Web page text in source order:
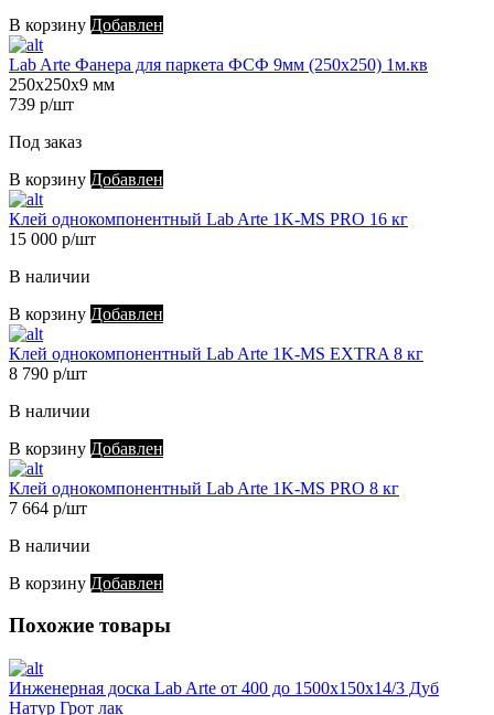
В корзину Добавлен
Lab Arte Фанера для паркета ФСФ 9мм (250х250) 1м.кв
250х250х9 мм
739 р/шт
Под заказ
В корзину Добавлен
Клей однокомпонентный Lab Arte 1K-MS PRO 16 кг
15 000 р/шт
В наличии
В корзину Добавлен
Клей однокомпонентный Lab Arte 1K-MS EXTRA 8 кг
8 790 р/шт
В наличии
В корзину Добавлен
Клей однокомпонентный Lab Arte 1K-MS PRO 8 кг
7 664 р/шт
В наличии
В корзину Добавлен
Похожие товары
Инженерная доска Lab Arte от 400 до 1500х150х14/3 Дуб
Натур Грот лак